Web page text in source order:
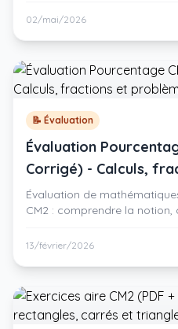
problème. PDF gratuit avec
02/mai/2026
📝 Évaluation
Évaluation
Corrigé) - Calculs,
Évaluation de
CM2 : comprendre la
diagramme et résoudre des
13/février/2026